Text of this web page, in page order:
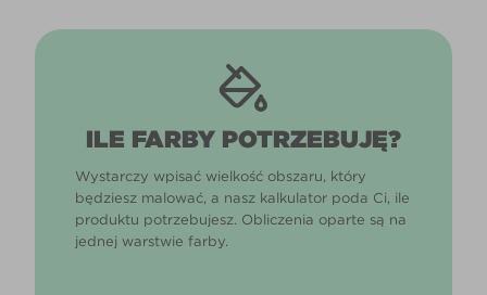
ILE FARBY POTRZEBUJĘ?
Wystarczy wpisać wielkość obszaru, który
będziesz malować, a nasz kalkulator poda Ci, ile
produktu potrzebujesz. Obliczenia oparte są na
jednej warstwie farby.